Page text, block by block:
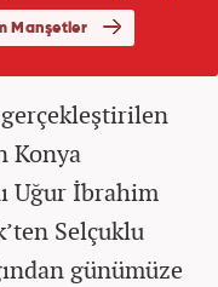
gerçekleştirilen
Konya
Uğur İbrahim
Selçuklu
günümüze